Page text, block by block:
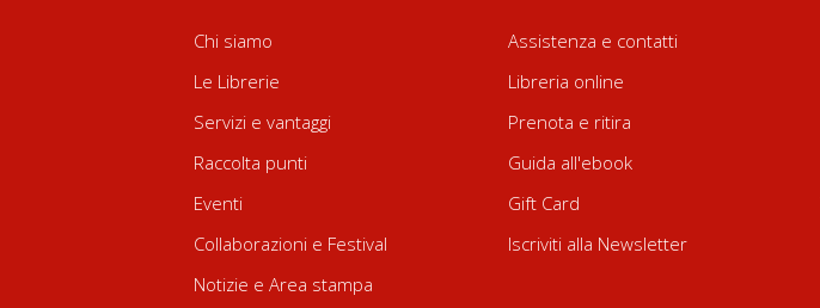
Chi siamo
Le Librerie
Servizi e vantaggi
Raccolta punti
Eventi
Collaborazioni e Festival
Notizie e Area stampa
Assistenza e contatti
Libreria online
Prenota e ritira
Guida all'ebook
Gift Card
Iscriviti alla Newsletter